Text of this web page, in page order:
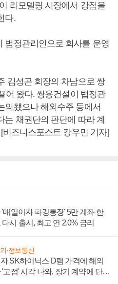
리모델링 시장에서 강점을
다.
법정관리인으로 회사를 운영
김성곤 회장의 차남으로 쌍
어 왔다. 쌍용건설이 법정관
의됐으나 해외수주 등에서
채권단의 판단에 따라 계
즈니스포스트 강우민 기자]
'매일이자 파킹통장' 5만 계좌 한
시 출시, 최고 연 2.0% 금리
·정보통신
SK하이닉스 D램 가격에 해외
'고점' 시각 나와, 장기 계약에 단점